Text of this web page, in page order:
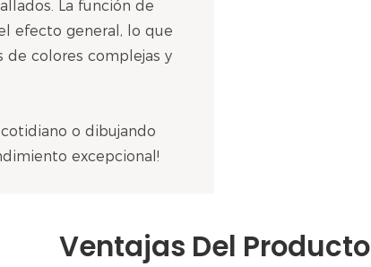
La función de
efecto general, lo que
de colores complejas y
o dibujando
excepcional!
Ventajas Del Producto